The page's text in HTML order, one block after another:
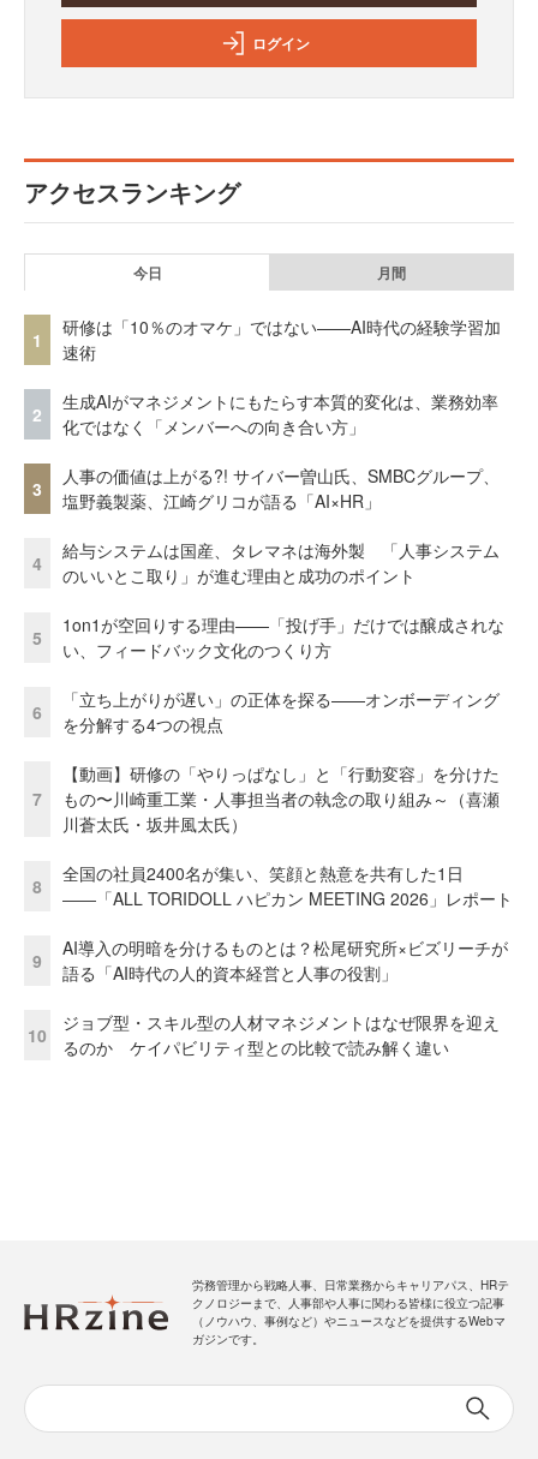
ログイン
アクセスランキング
今日 月間
1
研修は「10％のオマケ」ではない——AI時代の経験学習加
速術
2
生成AIがマネジメントにもたらす本質的変化は、業務効率
化ではなく「メンバーへの向き合い方」
3
人事の価値は上がる?! サイバー曽山氏、SMBCグループ、
塩野義製薬、江崎グリコが語る「AI×HR」
4
給与システムは国産、タレマネは海外製 「人事システム
のいいとこ取り」が進む理由と成功のポイント
5
1on1が空回りする理由——「投げ手」だけでは醸成されな
い、フィードバック文化のつくり方
6
「立ち上がりが遅い」の正体を探る——オンボーディング
を分解する4つの視点
7
【動画】研修の「やりっぱなし」と「行動変容」を分けた
もの〜川崎重工業・人事担当者の執念の取り組み～（喜瀬
川蒼太氏・坂井風太氏）
8
全国の社員2400名が集い、笑顔と熱意を共有した1日
――「ALL TORIDOLL ハピカン MEETING 2026」レポート
9
AI導入の明暗を分けるものとは？松尾研究所×ビズリーチが
語る「AI時代の人的資本経営と人事の役割」
10
ジョブ型・スキル型の人材マネジメントはなぜ限界を迎え
るのか ケイパビリティ型との比較で読み解く違い
労務管理から戦略人事、日常業務からキャリアパス、HRテ
クノロジーまで、人事部や人事に関わる皆様に役立つ記事
（ノウハウ、事例など）やニュースなどを提供するWebマ
ガジンです。